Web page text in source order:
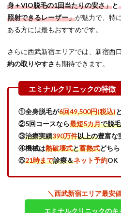
月最
新版
3.1
ナル
クリ
ニッ
宿
院・
西口
院｜
全身
＋
VIO5
回が
月々
円台
身＋VIO脱毛の1回当たりの安さ」と
照射できるレーザー」が魅力で、特
ある方には最もおすすめです。
さらに西武新宿エリアでは、新宿西
約の取りやすさ も期待できます。
①全身脱毛が6回49,500円(税込)
②5回コースなら最短5カ月で脱
③治療実績390万件以上の豊富な
④機械は熱破壊式と蓄熱式どち
⑤21時まで診療＆ネット予約OK
＼西武新宿エリア最安
エミナルクリニックの